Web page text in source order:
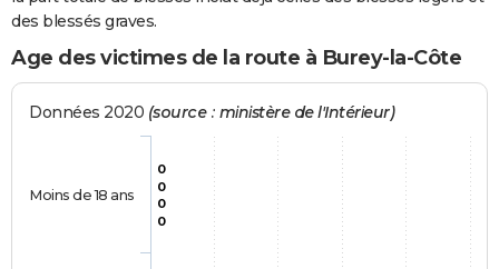
des blessés graves.
Age des victimes de la route à Burey-la-Côte
Données 2020 (source : ministère de l'Intérieur)
0
0
0
0
Moins de 18 ans